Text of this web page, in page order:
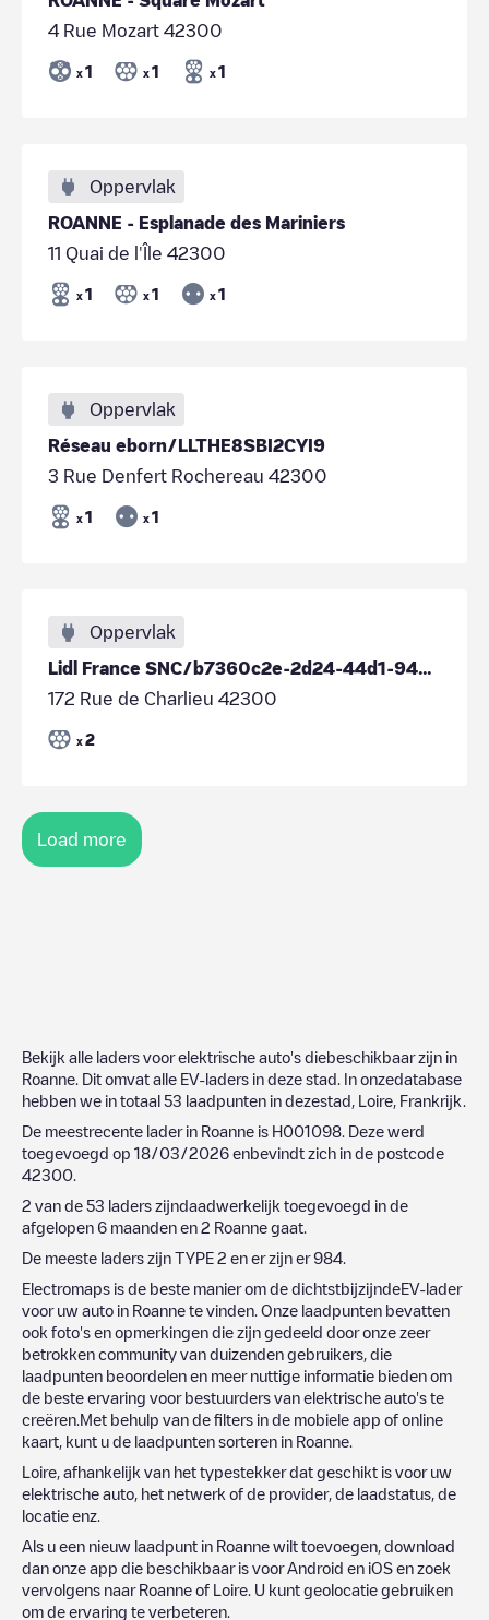
4 Rue Mozart 42300
x 1 x 1 x 1
Oppervlak
ROANNE - Esplanade des Mariniers
11 Quai de l'Île 42300
x 1 x 1 x 1
Oppervlak
Réseau eborn/LLTHE8SBI2CYI9
3 Rue Denfert Rochereau 42300
x 1 x 1
Oppervlak
Lidl France SNC/b7360c2e-2d24-44d1-942c-c16248c43353
172 Rue de Charlieu 42300
x 2
Load more
Bekijk alle laders voor elektrische auto's diebeschikbaar zijn in
Roanne . Dit omvat alle EV-laders in deze stad. In onzedatabase
hebben we in totaal 53 laadpunten in dezestad, Loire Frankrijk
De meestrecente lader in Roanne is H001098 . Deze werd
toegevoegd op 18/03/2026 enbevindt zich in de postcode
42300
2 van de 53 laders zijndaadwerkelijk toegevoegd in de
afgelopen 6 maanden en 2 Roanne gaat.
De meeste laders zijn TYPE 2 en er zijn er984
Electromaps is de beste manier om de dichtstbijzijndeEV-lader
voor uw auto in Roanne te vinden. Onze laadpunten bevatten
ook foto's en opmerkingen die zijn gedeeld door onze zeer
betrokken community van duizenden gebruikers, die
laadpunten beoordelen en meer nuttige informatie bieden om
de beste ervaring voor bestuurders van elektrische auto's te
creëren.Met behulp van de filters in de mobiele app of online
kaart, kunt u de laadpunten sorteren in Roanne
Loire , afhankelijk van het typestekker dat geschikt is voor uw
elektrische auto, het netwerk of de provider, de laadstatus, de
locatie enz.
Als u een nieuw laadpunt in Roanne wilt toevoegen, download
dan onze app die beschikbaar is voor Android en iOS en zoek
vervolgens naar Roanne of Loire . U kunt geolocatie gebruiken
om de ervaring te verbeteren.